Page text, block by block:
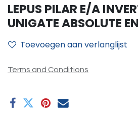
LEPUS PILAR E/A
UNIGATE ABSOLUTE
Toevoegen aan verlanglijst
Terms and Conditions